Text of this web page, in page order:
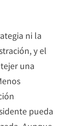
ni la
y el
una
pueda